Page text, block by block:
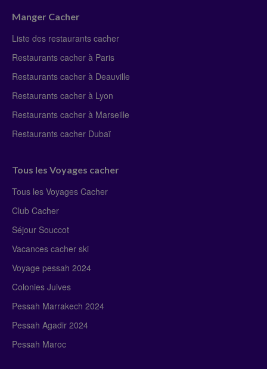
Manger Cacher
Liste des restaurants cacher
Restaurants cacher à Paris
Restaurants cacher à Deauville
Restaurants cacher à Lyon
Restaurants cacher à Marseille
Restaurants cacher Dubaï
Tous les Voyages cacher
Tous les Voyages Cacher
Club Cacher
Séjour Souccot
Vacances cacher ski
Voyage pessah 2024
Colonies Juives
Pessah Marrakech 2024
Pessah Agadir 2024
Pessah Maroc